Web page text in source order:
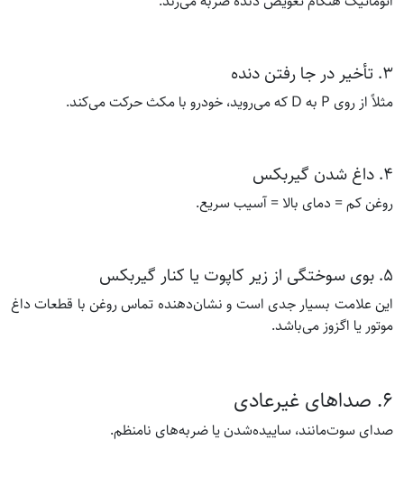
۳. تأخیر در جا رفتن دنده
مثلاً از روی P به D که می‌روید، خودرو با مکث حرکت می‌کند.
۴. داغ شدن گیربکس
روغن کم = دمای بالا = آسیب سریع.
۵. بوی سوختگی از زیر کاپوت یا کنار گیربکس
این علامت بسیار جدی است و نشان‌دهنده تماس روغن با قطعات داغ
موتور یا اگزوز می‌باشد.
۶. صداهای غیرعادی
صدای سوت‌مانند، ساییده‌شدن یا ضربه‌های نامنظم.